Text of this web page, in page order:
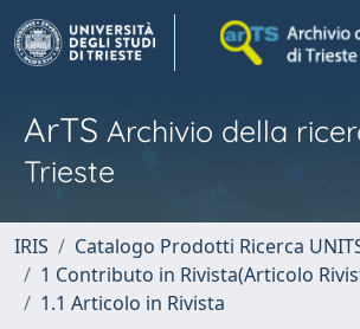
ArTS Archivio della
Trieste
IRIS
Catalogo Prodotti Ricerca
1 Contributo in Rivista(Articolo
1.1 Articolo in Rivista